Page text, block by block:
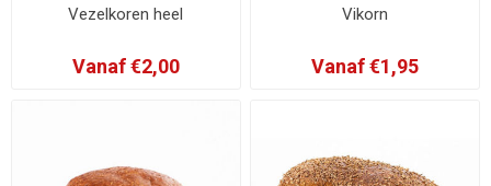
Vezelkoren heel
Vanaf €2,00
Vikorn
Vanaf €1,95